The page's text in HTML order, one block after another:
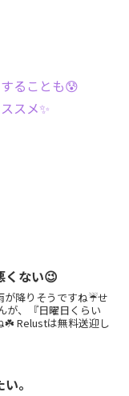
ることも😰
スメ✨
くない😉
降りそうですね☔せ
が、『日曜日くらい
☘️ Relustは無料送迎し
。